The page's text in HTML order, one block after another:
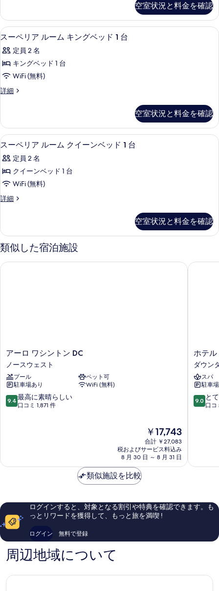
表
示
す
る
の
す
べ
て
の
真
表
示
す
る
(First
Lady
Louisa
の
詳
空室状況と料金を確認
ス
ー
ペ
リ
ア
ル
ム
キ
ン
グ
ベ
ッ
ド
の
す
べ
示
る
エジプト綿のシーツ、高級寝具、羽
5
スーペリア ルーム キングベッド 1 台
定員 2 名
キングベッド 1 台
WiFi (無料)
詳細
ス
ア
ル
ー
キ
ン
ベ
ッ
ド
の
細
空室状況と料金を確認
ス
ー
ペ
リ
ア
ル
ム
ク
イ
ー
の
す
べ
て
の
示
エジプト綿のシーツ、高級寝具、羽
5
スーペリア ルーム クイーンベッド 1 台
定員 2 名
クイーンベッド 1 台
WiFi (無料)
詳細
ス
ア
ル
ー
ク
空室状況と料金を確認
類似した宿泊施設
ア
ー
ロ
ワ
シ
ン
ト
ェ
アーロ ワシントン DC
ノースウェスト
プール
ペット可
駐車場あり
WiFi (無料)
10
段
素
い、
コ
ミ
件
の
コ
9.4 最高に素晴らしい
口コミ 1,871 件
現
在
の
料
金
￥17,743
合計 ￥27,083
税およびサービス料込み
8 月 30 日 ～ 8 月 31 日
アーロ ワシントン DC
ホ
テ
ル
ワ
シ
ン
ト
ン
ト
ン
ホテル
ダウン
スパ
駐車
10
段
素
い、
口
口
9.0 と
口コ
ホテル
類似施設を比較
ログインすると、対象となる割引や特典を確認できます。も
っとリワードを獲得して、もっと旅を満喫 !
ログイン 無料で登録
周辺地域について